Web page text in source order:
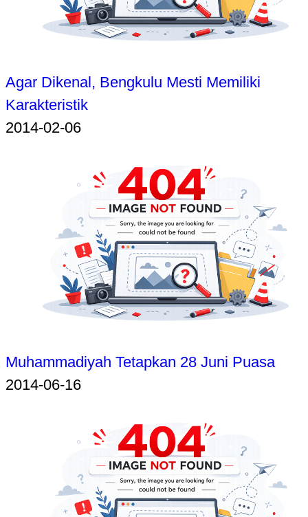
Agar Dikenal, Bengkulu Mesti Memiliki
Karakteristik
2014-02-06
Muhammadiyah Tetapkan 28 Juni Puasa
2014-06-16